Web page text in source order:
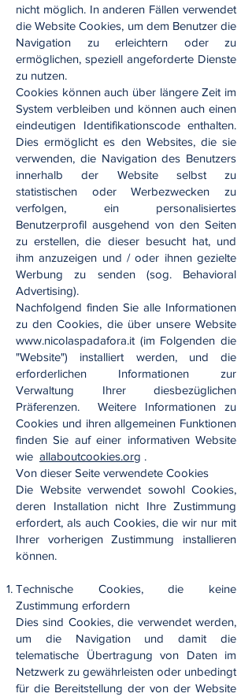
nicht möglich. In anderen Fällen verwendet
die Website Cookies, um dem Benutzer die
Navigation zu erleichtern oder zu
ermöglichen, speziell angeforderte Dienste
zu nutzen.
Cookies können auch über längere Zeit im
System verbleiben und können auch einen
eindeutigen Identifikationscode enthalten.
Dies ermöglicht es den Websites, die sie
verwenden, die Navigation des Benutzers
innerhalb der Website selbst zu
statistischen oder Werbezwecken zu
verfolgen, ein personalisiertes
Benutzerprofil ausgehend von den Seiten
zu erstellen, die dieser besucht hat, und
ihm anzuzeigen und / oder ihnen gezielte
Werbung zu senden (sog. Behavioral
Advertising).
Nachfolgend finden Sie alle Informationen
zu den Cookies, die über unsere Website
www.nicolaspadafora.it (im Folgenden die
"Website") installiert werden, und die
erforderlichen Informationen zur
Verwaltung Ihrer diesbezüglichen
Präferenzen. Weitere Informationen zu
Cookies und ihren allgemeinen Funktionen
finden Sie auf einer informativen Website
wie allaboutcookies.org .
Von dieser Seite verwendete Cookies
Die Website verwendet sowohl Cookies,
deren Installation nicht Ihre Zustimmung
erfordert, als auch Cookies, die wir nur mit
Ihrer vorherigen Zustimmung installieren
können.
Technische Cookies, die keine
Zustimmung erfordern
Dies sind Cookies, die verwendet werden,
um die Navigation und damit die
telematische Übertragung von Daten im
Netzwerk zu gewährleisten oder unbedingt
für die Bereitstellung der von der Website